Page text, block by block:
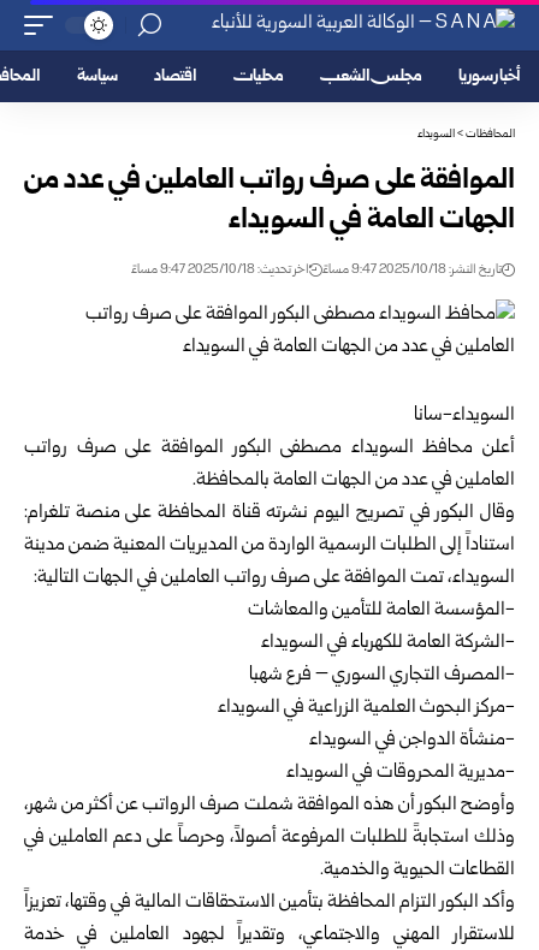
أخبار سوريا مجلس الشعب محليات اقتصاد سياسة
المحافظات>السويداء
الموافقة على صرف رواتب العاملين في عدد من
الجهات العامة في السويداء
تاريخ النشر: 2025/10/18 9:47 مساءً اخر تحديث: 2025/10/18 9:47 مساءً
السويداء-سانا
أعلن محافظ السويداء مصطفى البكور الموافقة على صرف رواتب
العاملين في عدد من الجهات العامة بالمحافظة.
وقال البكور في تصريح اليوم نشرته قناة المحافظة على منصة تلغرام:
استناداً إلى الطلبات الرسمية الواردة من المديريات المعنية ضمن مدينة
السويداء، تمت الموافقة على صرف رواتب العاملين في الجهات التالية:
-المؤسسة العامة للتأمين والمعاشات
-الشركة العامة للكهرباء في السويداء
-المصرف التجاري السوري – فرع شهبا
-مركز البحوث العلمية الزراعية في السويداء
-منشأة الدواجن في السويداء
-مديرية المحروقات في السويداء
وأوضح البكور أن هذه الموافقة شملت صرف الرواتب عن أكثر من شهر،
وذلك استجابةً للطلبات المرفوعة أصولاً، وحرصاً على دعم العاملين في
القطاعات الحيوية والخدمية.
وأكد البكور التزام المحافظة بتأمين الاستحقاقات المالية في وقتها، تعزيزاً
للاستقرار المهني والاجتماعي، وتقديراً لجهود العاملين في خدمة